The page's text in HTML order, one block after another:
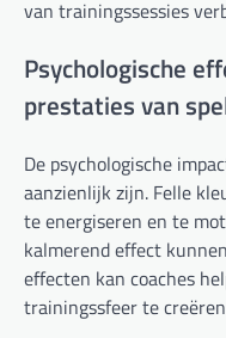
van trainingssessies
Psychologische
prestaties van
De psychologische
aanzienlijk zijn. Felle
te energiseren en te
kalmerend effect
effecten kan coaches
trainingssfeer te